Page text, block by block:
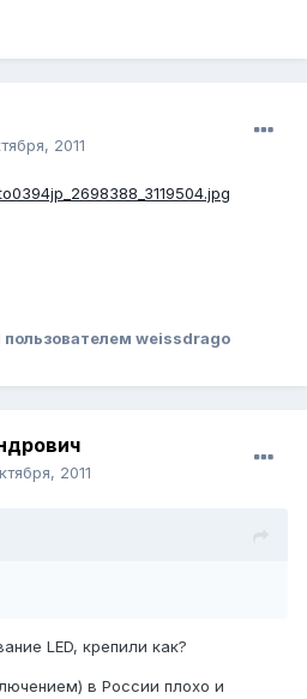
2011
пользователем weissdrago
2011
LED, крепили как?
в России плохо и